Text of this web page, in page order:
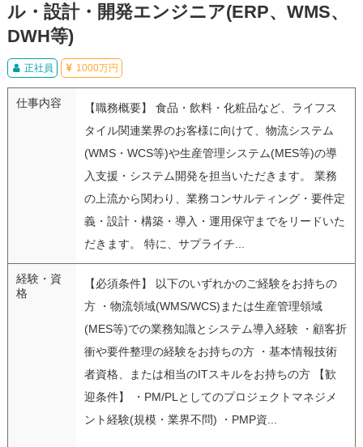
ル・設計・開発エンジニア(ERP、WMS、
DWH等)
正社員 1000万円
仕事内容
【職務概要】 食品・飲料・化粧品など、ライフス
タイル関連業界のお客様に向けて、物流システム
(WMS・WCS等)や生産管理システム(MES等)の導
入支援・システム開発を担当いただきます。 業務
の上流から関わり、業務コンサルティング・要件定
義・設計・構築・導入・運用保守までをリードいた
だきます。 特に、サプライチ...
経験・資
格
【必須条件】 以下のいずれかのご経験をお持ちの
方 ・物流領域(WMS/WCS)または生産管理領域
(MES等)での業務知識とシステム導入経験 ・顧客折
衝や要件整理の経験をお持ちの方 ・基本情報技術
者資格、または相当のITスキルをお持ちの方 【歓
迎条件】 ・PM/PLとしてのプロジェクトマネジメ
ント経験(規模・業界不問) ・PMP資...